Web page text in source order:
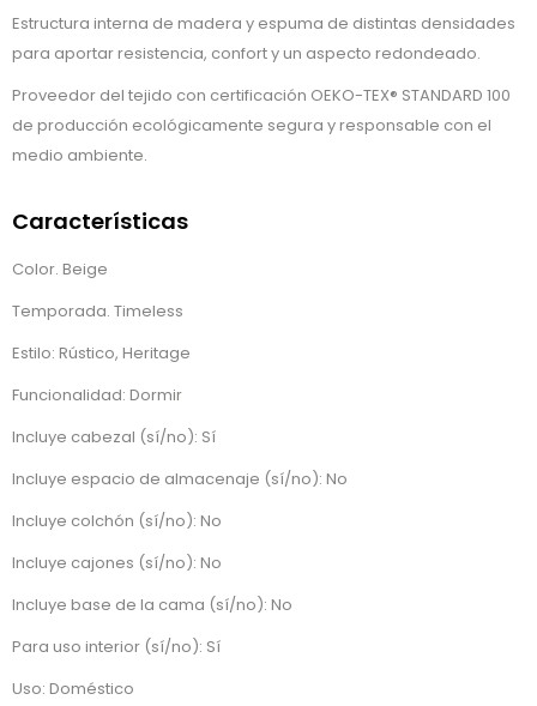
Estructura interna de madera y espuma de distintas densidades
para aportar resistencia, confort y un aspecto redondeado.
Proveedor del tejido con certificación OEKO-TEX® STANDARD 100
de producción ecológicamente segura y responsable con el
medio ambiente.
Características
Color. Beige
Temporada. Timeless
Estilo: Rústico, Heritage
Funcionalidad: Dormir
Incluye cabezal (sí/no): Sí
Incluye espacio de almacenaje (sí/no): No
Incluye colchón (sí/no): No
Incluye cajones (sí/no): No
Incluye base de la cama (sí/no): No
Para uso interior (sí/no): Sí
Uso: Doméstico